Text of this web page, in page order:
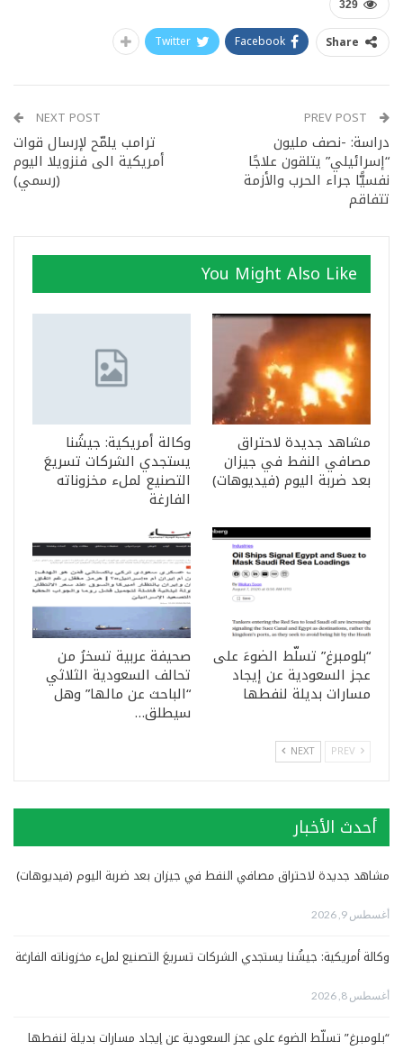
329
Share
Facebook
Twitter
دراسة: -نصف مليون
“إسرائيلي” يتلقون علاجًا
نفسيًّا جراء الحرب والأزمة
تتفاقم
NEXT POST
ترامب يلمّح لإرسال قوات
أمريكية الى فنزويلا اليوم
(رسمي)
You Might Also Like
مشاهد جديدة لاحتراق
مصافي النفط في جيزان
بعد ضربة اليوم (فيديوهات)
وكالة أمريكية: جيشُنا
يستجدي الشركات تسريعَ
التصنيع لملء مخزوناته
الفارغة
“بلومبرغ” تسلّط الضوءَ على
عجز السعودية عن إيجاد
مسارات بديلة لنفطها
صحيفة عربية تسخرُ من
تحالف السعودية الثلاثي
“الباحث عن مالها” وهل
سيطلق…
NEXT
أحدث الأخبار
مشاهد جديدة لاحتراق مصافي النفط في جيزان بعد ضربة اليوم (فيديوهات)
أغسطس 9, 2026
وكالة أمريكية: جيشُنا يستجدي الشركات تسريعَ التصنيع لملء مخزوناته الفارغة
أغسطس 8, 2026
“بلومبرغ” تسلّط الضوءَ على عجز السعودية عن إيجاد مسارات بديلة لنفطها